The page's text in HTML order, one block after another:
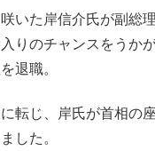
いた岸信介氏が副総
りのチャンスをうか
退職。
転じ、岸氏が首相の
した。